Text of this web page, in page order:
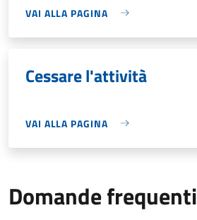
VAI ALLA PAGINA
Cessare l'attività
VAI ALLA PAGINA
Domande frequenti